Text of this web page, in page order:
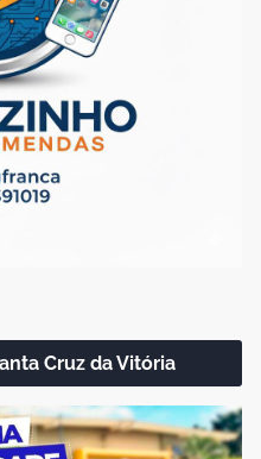
Cruz da Vitória